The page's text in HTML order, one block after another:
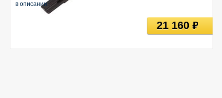
в описании
21 160руб